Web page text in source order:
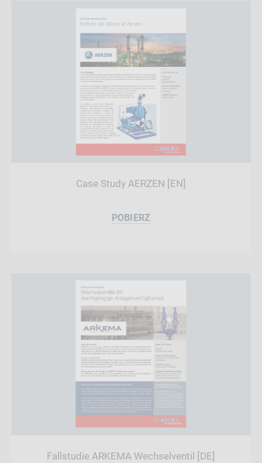
Case Study AERZEN [EN]
POBIERZ
Fallstudie ARKEMA Wechselventil [DE]